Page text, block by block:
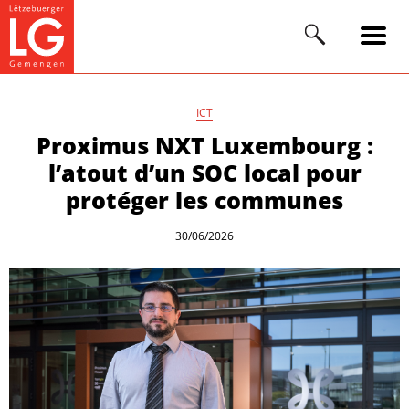
ICT
Proximus NXT Luxembourg :
l’atout d’un SOC local pour
protéger les communes
30/06/2026